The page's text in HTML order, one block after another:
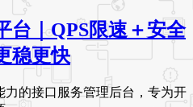
台｜QPS限速＋安全
稳更快
的接口服务管理后台，专为开